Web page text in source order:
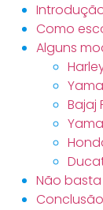
Como
Alguns
Bajaj
Não
Conclusão